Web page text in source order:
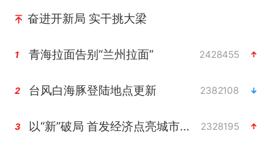
奋进开新局 实干挑大梁
1 青海拉面告别“兰州拉面” 2428455
2 台风白海豚登陆地点更新 2382108
3 以“新”破局 首发经济点亮城市消费活力 2328195